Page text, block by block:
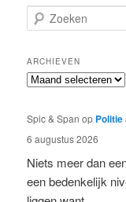
o
k
e
n
ARCHIEVEN
Archieven
Spic & Span op Politie
6 augustus 2026
Niets meer dan
een bedenkelijk